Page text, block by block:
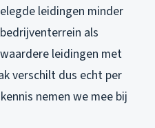
leidingen minder
als
leidingen met
verschilt dus echt per
nemen we mee bij